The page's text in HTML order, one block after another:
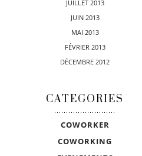
JUILLET 2013
JUIN 2013
MAI 2013
FÉVRIER 2013
DÉCEMBRE 2012
CATEGORIES
COWORKER
COWORKING